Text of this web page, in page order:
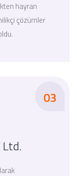
hayran
çözümler
03